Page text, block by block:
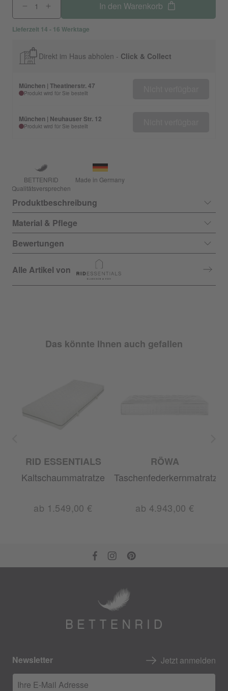
In den Warenkorb
Lieferzeit 14 - 16 Werktage
Direkt im Haus abholen - Click & Collect
München | Theatinerstr. 47
Produkt wird für Sie bestellt
München | Neuhauser Str. 12
Produkt wird für Sie bestellt
BETTENRID
Qualitätsversprechen
Made in Germany
Produktbeschreibung
Material & Pflege
Bewertungen
Alle Artikel von
Das könnte Ihnen auch gefallen
RID ESSENTIALS
Kaltschaummatratze
ab 1.549,00 €
RÖWA
Taschenfederkernmatratze
ab 4.943,00 €
Newsletter Jetzt anmelden
Ihre E-Mail Adresse